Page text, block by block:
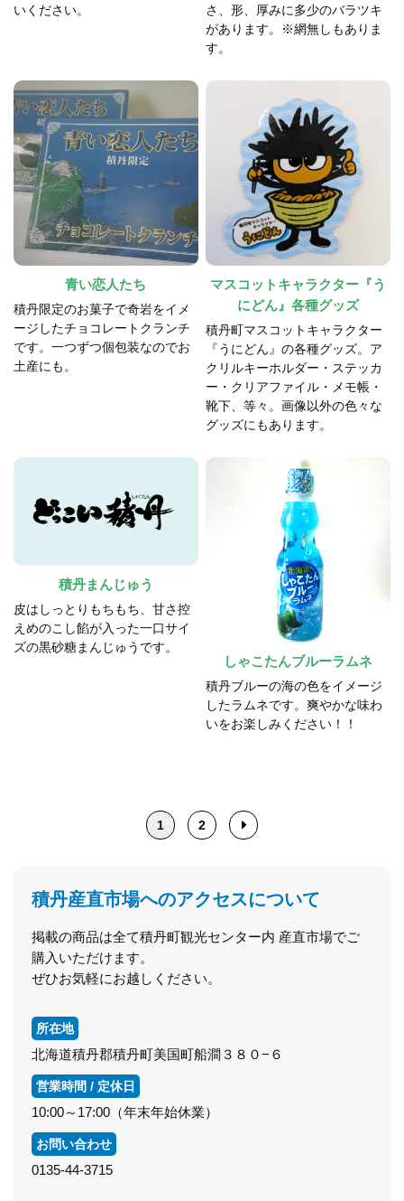
いください。
さ、形、厚みに多少のバラツキ
があります。※網無しもありま
す。
青い恋人たち
積丹限定のお菓子で奇岩をイメ
ージしたチョコレートクランチ
です。一つずつ個包装なのでお
土産にも。
マスコットキャラクター『う
にどん』各種グッズ
積丹町マスコットキャラクター
『うにどん』の各種グッズ。ア
クリルキーホルダー・ステッカ
ー・クリアファイル・メモ帳・
靴下、等々。画像以外の色々な
グッズにもあります。
積丹まんじゅう
皮はしっとりもちもち、甘さ控
えめのこし餡が入った一口サイ
ズの黒砂糖まんじゅうです。
しゃこたんブルーラムネ
積丹ブルーの海の色をイメージ
したラムネです。爽やかな味わ
いをお楽しみください！！
1 2
積丹産直市場へのアクセスについて
掲載の商品は全て積丹町観光センター内 産直市場でご
購入いただけます。
ぜひお気軽にお越しください。
所在地
北海道積丹郡積丹町美国町船澗３８０−６
営業時間 / 定休日
10:00～17:00（年末年始休業）
お問い合わせ
0135-44-3715